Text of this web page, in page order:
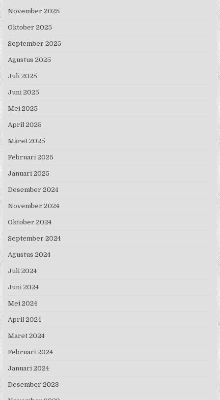
November 2025
Oktober 2025
September 2025
Agustus 2025
Juli 2025
Juni 2025
Mei 2025
April 2025
Maret 2025
Februari 2025
Januari 2025
Desember 2024
November 2024
Oktober 2024
September 2024
Agustus 2024
Juli 2024
Juni 2024
Mei 2024
April 2024
Maret 2024
Februari 2024
Januari 2024
Desember 2023